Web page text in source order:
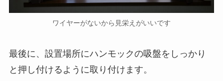
ワイヤーがないから見栄えがいいです
最後に、設置場所にハンモックの吸盤をしっかり
と押し付けるように取り付けます。